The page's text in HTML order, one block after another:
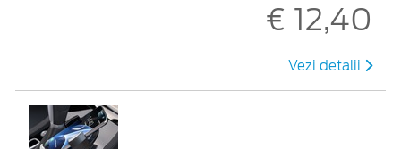
€ 12,40
Vezi detalii